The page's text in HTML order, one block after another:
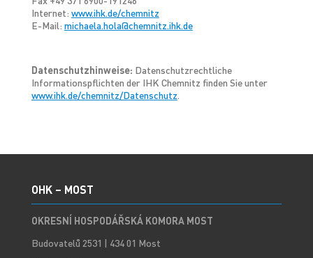
Internet: www.ihk.de/chemnitz
E-Mail: michaela.hola@chemnitz.ihk.de
Datenschutzhinweise: Datenschutzrechtliche
Informationspflichten der IHK Chemnitz finden Sie unter
www.ihk.de/chemnitz/Datenschutz.
OHK – MOST
OKRESNÍ HOSPODÁŘSKÁ KOMORA MOST
Budovatelů 2531 | 434 01 Most